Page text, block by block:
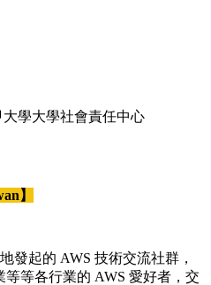
學大學社會責任中心
】
發起的 AWS 技術交流社群，
等各行業的 AWS 愛好者，交